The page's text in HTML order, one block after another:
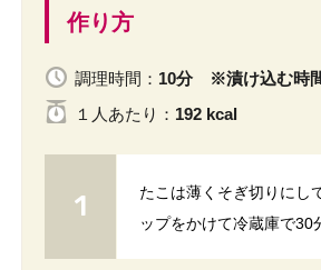
作り方
調理時間： 10分 ※漬け込む時
１人 あたり ： 192 kcal
たこは薄くそぎ切りにし
ップをかけて冷蔵庫で30